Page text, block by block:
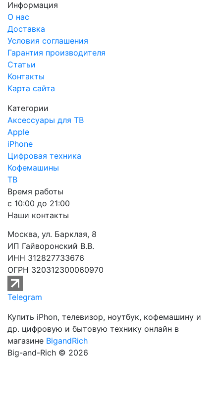
Информация
О нас
Доставка
Условия соглашения
Гарантия производителя
Статьи
Контакты
Карта сайта
Категории
Аксессуары для ТВ
Apple
iPhone
Цифровая техника
Кофемашины
ТВ
Время работы
с 10:00 до 21:00
Наши контакты
Москва, ул. Барклая, 8
ИП Гайворонский В.В.
ИНН 312827733676
ОГРН 320312300060970
Telegram
Купить iPhon, телевизор, ноутбук, кофемашину и
др. цифровую и бытовую технику онлайн в
магазине BigandRich
Big-and-Rich © 2026